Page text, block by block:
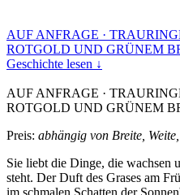
AUF ANFRAGE ·
ROTGOLD UND GRÜNEM
Geschichte lesen ↓
AUF ANFRAGE ·
ROTGOLD UND GRÜNEM
Preis: abhängig von Breite,
Sie liebt die Dinge, die wachsen
steht. Der Duft des Grases am
im schmalen Schatten der